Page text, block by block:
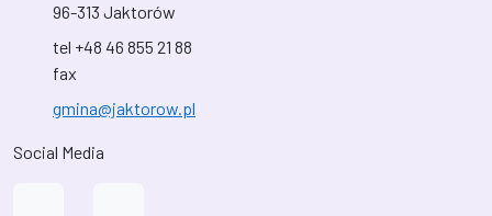
96-313 Jaktorów
tel +48 46 855 21 88
fax
gmina@jaktorow.pl
Social Media